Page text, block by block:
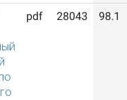
pdf 28043 98.1